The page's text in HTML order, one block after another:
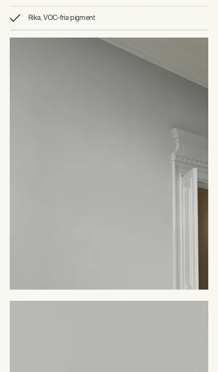
Rika, VOC-fria pigment